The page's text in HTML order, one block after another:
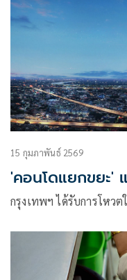
15 กุมภาพันธ์ 2569
'คอนโดแยกขยะ'
กรุงเทพฯ ได้รับการโหว